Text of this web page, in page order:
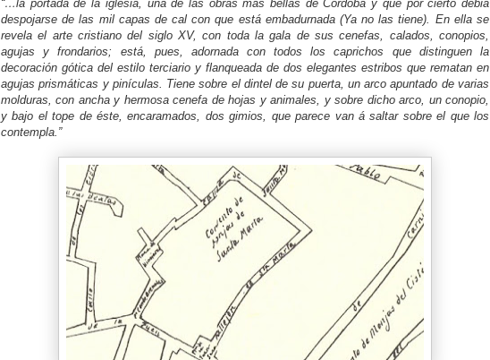
“…la portada de la iglesia, una de las obras mas bellas de Córdoba y que por cierto debia
despojarse de las mil capas de cal con que está embadurnada (Ya no las tiene). En ella se
revela el arte cristiano del siglo XV, con toda la gala de sus cenefas, calados, conopios,
agujas y frondarios; está, pues, adornada con todos los caprichos que distinguen la
decoración gótica del estilo terciario y flanqueada de dos elegantes estribos que rematan en
agujas prismáticas y pinículas. Tiene sobre el dintel de su puerta, un arco apuntado de varias
molduras, con ancha y hermosa cenefa de hojas y animales, y sobre dicho arco, un conopio,
y bajo el tope de éste, encaramados, dos gimios, que parece van á saltar sobre el que los
contempla.”